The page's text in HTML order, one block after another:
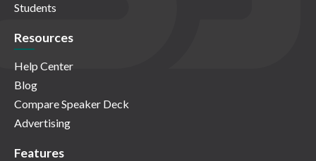
Students
Resources
Help Center
Blog
Compare Speaker Deck
Advertising
Features